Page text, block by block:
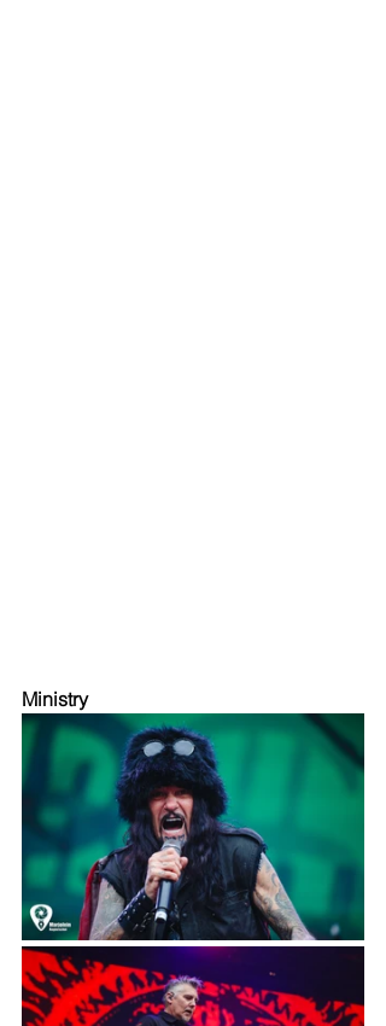
Ministry